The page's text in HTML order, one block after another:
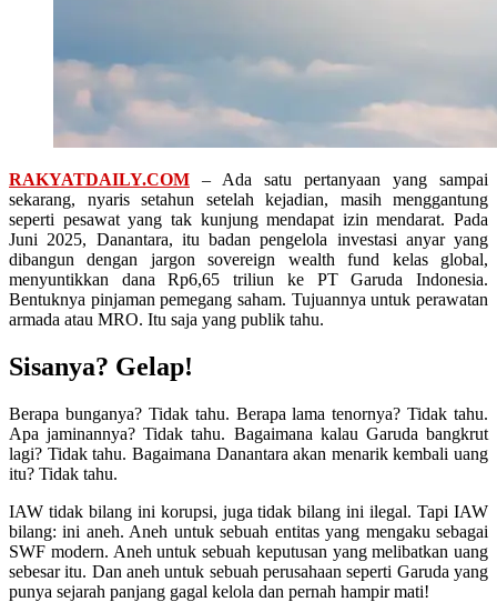
RAKYATDAILY.COM – Ada satu pertanyaan yang sampai
sekarang, nyaris setahun setelah kejadian, masih menggantung
seperti pesawat yang tak kunjung mendapat izin mendarat. Pada
Juni 2025, Danantara, itu badan pengelola investasi anyar yang
dibangun dengan jargon sovereign wealth fund kelas global,
menyuntikkan dana Rp6,65 triliun ke PT Garuda Indonesia.
Bentuknya pinjaman pemegang saham. Tujuannya untuk perawatan
armada atau MRO. Itu saja yang publik tahu.
Sisanya? Gelap!
Berapa bunganya? Tidak tahu. Berapa lama tenornya? Tidak tahu.
Apa jaminannya? Tidak tahu. Bagaimana kalau Garuda bangkrut
lagi? Tidak tahu. Bagaimana Danantara akan menarik kembali uang
itu? Tidak tahu.
IAW tidak bilang ini korupsi, juga tidak bilang ini ilegal. Tapi IAW
bilang: ini aneh. Aneh untuk sebuah entitas yang mengaku sebagai
SWF modern. Aneh untuk sebuah keputusan yang melibatkan uang
sebesar itu. Dan aneh untuk sebuah perusahaan seperti Garuda yang
punya sejarah panjang gagal kelola dan pernah hampir mati!